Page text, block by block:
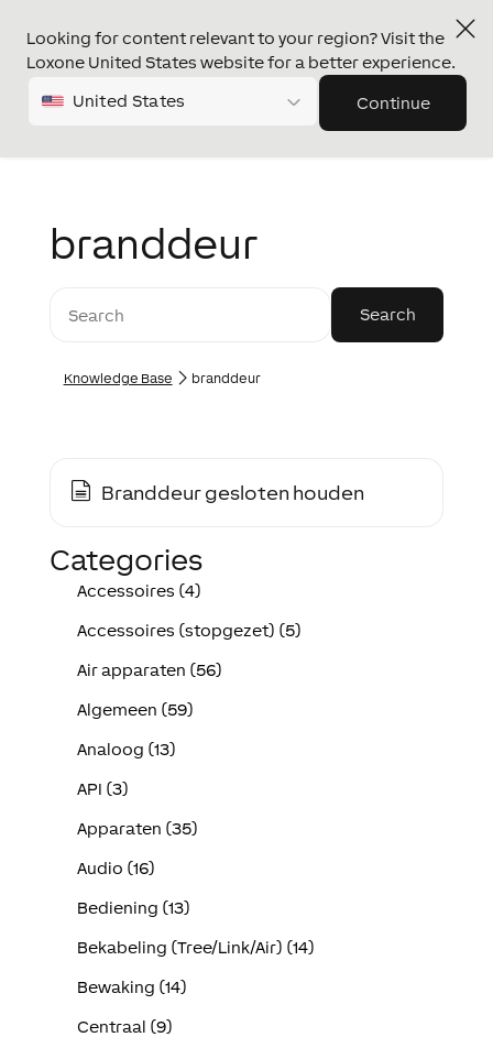
Looking for content relevant to your region? Visit the
Loxone United States website for a better experience.
United States Continue
branddeur
Knowledge Base branddeur
Branddeur gesloten houden
Categories
Accessoires (4)
Accessoires (stopgezet) (5)
Air apparaten (56)
Algemeen (59)
Analoog (13)
API (3)
Apparaten (35)
Audio (16)
Bediening (13)
Bekabeling (Tree/Link/Air) (14)
Bewaking (14)
Centraal (9)